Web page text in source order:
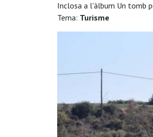
Inclosa a l'àlbum Un tomb
Tema: Turisme